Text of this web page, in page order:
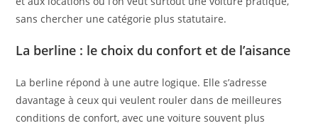
sans chercher une catégorie plus statutaire.
La berline : le choix du confort et de l’aisance
La berline répond à une autre logique. Elle s’adresse
davantage à ceux qui veulent rouler dans de meilleures
conditions de confort, avec une voiture souvent plus